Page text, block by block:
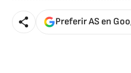
Preferir AS en